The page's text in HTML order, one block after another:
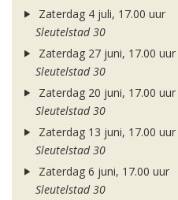
Zaterdag 4 juli, 17.00 uur
Sleutelstad 30
Zaterdag 27 juni, 17.00 uur
Sleutelstad 30
Zaterdag 20 juni, 17.00 uur
Sleutelstad 30
Zaterdag 13 juni, 17.00 uur
Sleutelstad 30
Zaterdag 6 juni, 17.00 uur
Sleutelstad 30